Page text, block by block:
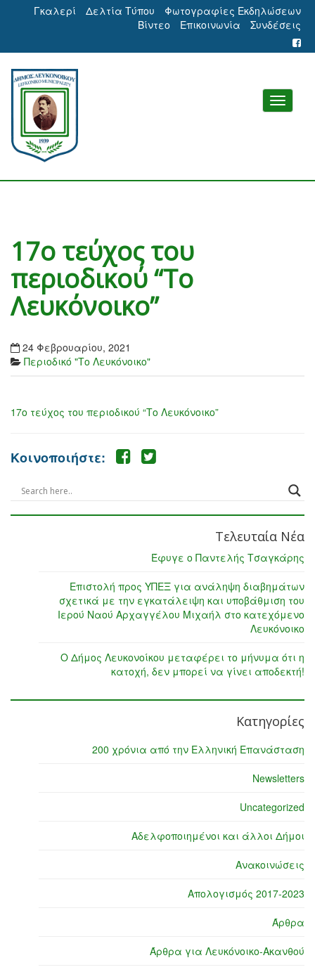
Γκαλερί Δελτία Τύπου
Φωτογραφίες Εκδηλώσεων
Βίντεο
Επικοινωνία Συνδέσεις
17ο τεύχος του
περιοδικού “Το
Λευκόνοικο”
24 Φεβρουαρίου, 2021
Περιοδικό "Το Λευκόνοικο"
17ο τεύχος του περιοδικού “Το Λευκόνοικο”
Κοινοποιήστε:
Τελευταία Νέα
Έφυγε ο Παντελής Τσαγκάρης
Επιστολή προς ΥΠΕΞ για ανάληψη διαβημάτων
σχετικά με την εγκατάλειψη και υποβάθμιση του
Ιερού Ναού Αρχαγγέλου Μιχαήλ στο κατεχόμενο
Λευκόνοικο
Ο Δήμος Λευκονοίκου μεταφέρει το μήνυμα ότι η
κατοχή, δεν μπορεί να γίνει αποδεκτή!
Κατηγορίες
200 χρόνια από την Ελληνική Επανάσταση
Newsletters
Uncategorized
Αδελφοποιημένοι και άλλοι Δήμοι
Ανακοινώσεις
Απολογισμός 2017-2023
Άρθρα
Άρθρα για Λευκόνοικο-Ακανθού